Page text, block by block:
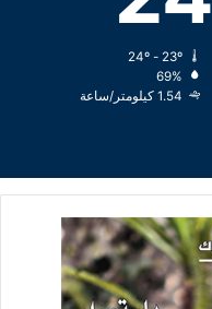
69%
1.54 كيلومتر/ساعة